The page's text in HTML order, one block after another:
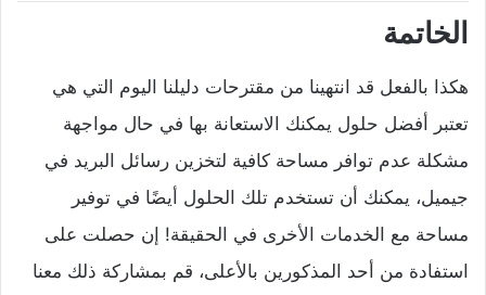
الخاتمة
هكذا بالفعل قد انتهينا من مقترحات دليلنا اليوم التي هي
تعتبر أفضل حلول يمكنك الاستعانة بها في حال مواجهة
مشكلة عدم توافر مساحة كافية لتخزين رسائل البريد في
جيميل، يمكنك أن تستخدم تلك الحلول أيضًا في توفير
مساحة مع الخدمات الأخرى في الحقيقة! إن حصلت على
استفادة من أحد المذكورين بالأعلى، قم بمشاركة ذلك معنا